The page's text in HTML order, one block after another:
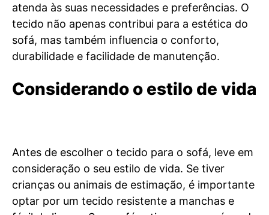
atenda às suas necessidades e preferências. O
tecido não apenas contribui para a estética do
sofá, mas também influencia o conforto,
durabilidade e facilidade de manutenção.
Considerando o estilo de vida
Antes de escolher o tecido para o sofá, leve em
consideração o seu estilo de vida. Se tiver
crianças ou animais de estimação, é importante
optar por um tecido resistente a manchas e